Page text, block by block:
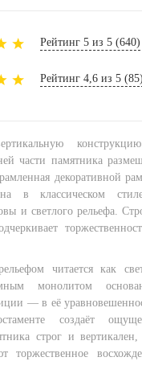
Рейтинг 5 из 5 (640)
Рейтинг 4,6 из 5 (85)
части памятника
декоративной
в классическом
и светлого рельефа.
читается как
монолитом
— в её
создаёт
строг и вертикален,
торжественное